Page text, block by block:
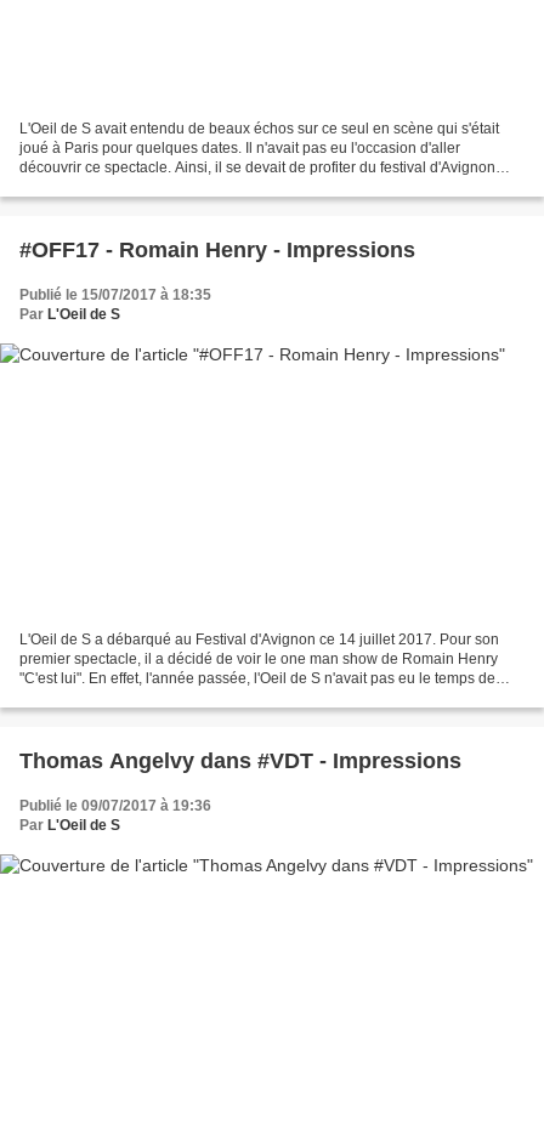
L'Oeil de S avait entendu de beaux échos sur ce seul en scène qui s'était
joué à Paris pour quelques dates. Il n'avait pas eu l'occasion d'aller
découvrir ce spectacle. Ainsi, il se devait de profiter du festival d'Avignon
#OFF17 - Romain Henry - Impressions
Publié le 15/07/2017 à 18:35
Par L'Oeil de S
L'Oeil de S a débarqué au Festival d'Avignon ce 14 juillet 2017. Pour son
premier spectacle, il a décidé de voir le one man show de Romain Henry
"C'est lui". En effet, l'année passée, l'Oeil de S n'avait pas eu le temps de
Thomas Angelvy dans #VDT - Impressions
Publié le 09/07/2017 à 19:36
Par L'Oeil de S